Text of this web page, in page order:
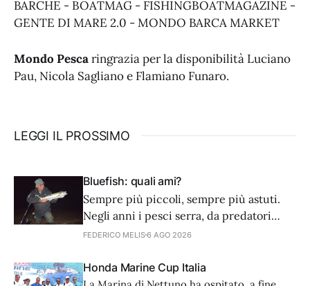
BARCHE - BOATMAG - FISHINGBOATMAGAZINE -
GENTE DI MARE 2.0 - MONDO BARCA MARKET
Mondo Pescaringrazia per la disponibilità Luciano
Pau, Nicola Sagliano e Flamiano Funaro.
LEGGI IL PROSSIMO
Bluefish: quali ami?
Sempre più piccoli, sempre più astuti.
Negli anni i pesci serra, da predatori
golosi e avventati, sembra siano diventati
dobbiamo adattare tecnica e
attrezzatura. Partiamo dagli ami.
FEDERICO MELIS6 AGO 2026
Honda Marine Cup Italia